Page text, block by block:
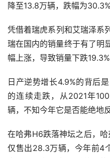
降至13.8万辆，跌幅为30.3%
凭借着瑞虎系列和艾瑞泽
瑞在国内的销量终于有了明
幅上涨，导致销量下跌19.3%
日产逆势增长4.9%的背后
的连续走跌，从2021年
辆，不知今年它是否能绝地
在哈弗H6跌落神坛之后，
仅售出28.3万辆，今年前4